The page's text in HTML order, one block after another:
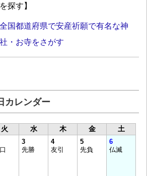
を探す】
全国都道府県で安産祈願で有名な神
社・お寺をさがす
カレンダー
火 水 木 金 土
3
先勝
4
友引
5
先負
6
仏滅